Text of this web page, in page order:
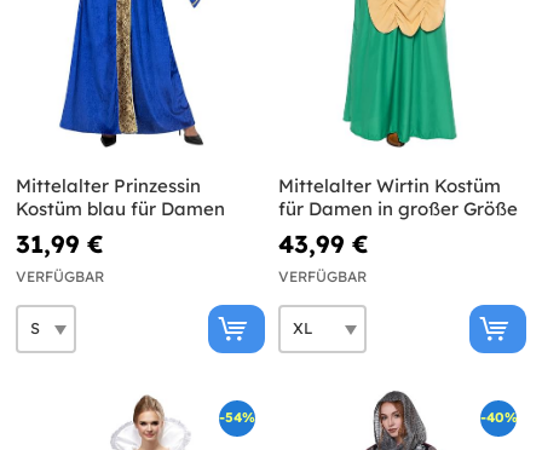
Mittelalter Prinzessin
Kostüm blau für Damen
31,99 €
VERFÜGBAR
Mittelalter Wirtin Kostüm
für Damen in großer Größe
43,99 €
VERFÜGBAR
-54% -40%